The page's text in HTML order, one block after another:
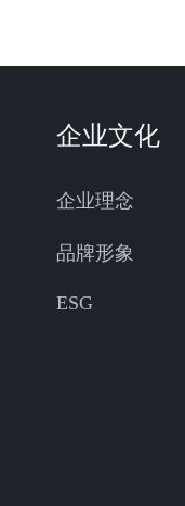
企业文化
企业理念
品牌形象
ESG